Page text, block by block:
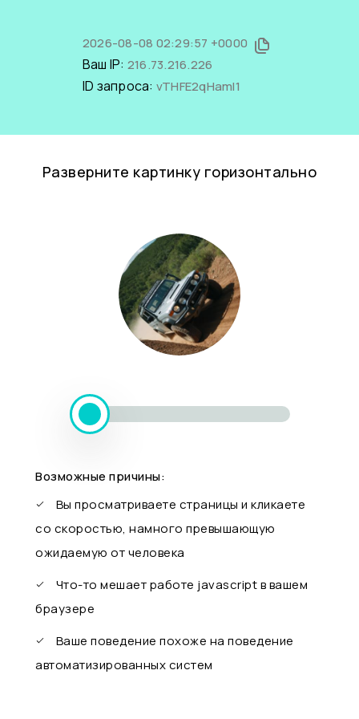
2026-08-08 02:29:57 +0000
Ваш IP: 216.73.216.226
ID запроса: vTHFE2qHamI1
Разверните картинку горизонтально
Возможные причины:
Вы просматриваете страницы и кликаете
со скоростью, намного превышающую
ожидаемую от человека
Что-то мешает работе javascript в вашем
браузере
Ваше поведение похоже на поведение
автоматизированных систем